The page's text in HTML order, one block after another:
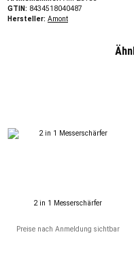
GTIN: 8434518040487
Hersteller: Amont
2 in 1 Messerschärfer
Preise nach Anmeldung sichtbar